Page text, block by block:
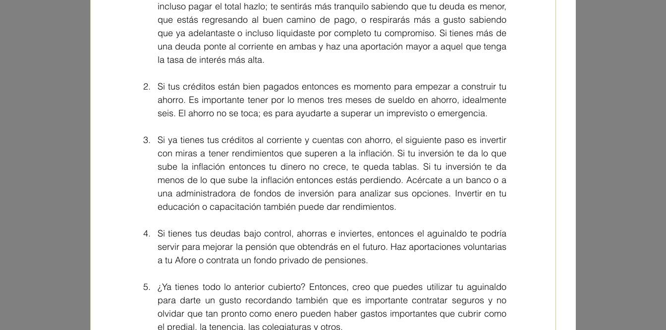
incluso pagar el total hazlo; te sentirás más tranquilo sabiendo que tu deuda es menor,
que estás regresando al buen camino de pago, o respirarás más a gusto sabiendo
que ya adelantaste o incluso liquidaste por completo tu compromiso. Si tienes más de
una deuda ponte al corriente en ambas y haz una aportación mayor a aquel que tenga
la tasa de interés más alta.
Si tus créditos están bien pagados entonces es momento para empezar a construir tu
ahorro. Es importante tener por lo menos tres meses de sueldo en ahorro, idealmente
seis. El ahorro no se toca; es para ayudarte a superar un imprevisto o emergencia.
Si ya tienes tus créditos al corriente y cuentas con ahorro, el siguiente paso es invertir
con miras a tener rendimientos que superen a la inflación. Si tu inversión te da lo que
sube la inflación entonces tu dinero no crece, te queda tablas. Si tu inversión te da
menos de lo que sube la inflación entonces estás perdiendo. Acércate a un banco o a
una administradora de fondos de inversión para analizar sus opciones. Invertir en tu
educación o capacitación también puede dar rendimientos.
Si tienes tus deudas bajo control, ahorras e inviertes, entonces el aguinaldo te podría
servir para mejorar la pensión que obtendrás en el futuro. Haz aportaciones voluntarias
a tu Afore o contrata un fondo privado de pensiones.
¿Ya tienes todo lo anterior cubierto? Entonces, creo que puedes utilizar tu aguinaldo
para darte un gusto recordando también que es importante contratar seguros y no
olvidar que tan pronto como enero pueden haber gastos importantes que cubrir como
el predial, la tenencia, las colegiaturas y otros.